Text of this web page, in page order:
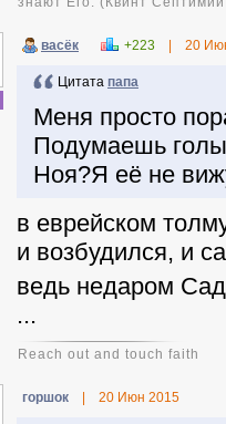
васёк +223 20
Цитата папа
Меня просто
Подумаешь
Ноя?Я её не
в еврейском
и возбудился, и
ведь недаром
...
Reach out and touch faith
горшок 20 Июн 2015